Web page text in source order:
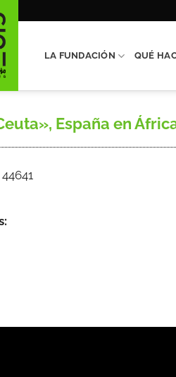
LA FUNDACIÓN QUÉ
España en
44641